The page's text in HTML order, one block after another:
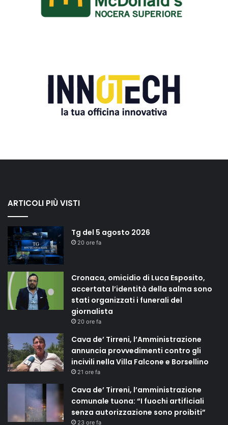
ARTICOLI PIÙ VISTI
Tg del 5 agosto 2026
20 ore fa
Cronaca, omicidio di Luca Esposito,
accertata l’identità della salma sono
stati organizzati i funerali del
giornalista
20 ore fa
Cava de’ Tirreni, l’Amministrazione
annuncia provvedimenti contro gli
incivili nella Villa Falcone e Borsellino
21 ore fa
Cava de’ Tirreni, l’amministrazione
comunale tuona: “I fuochi artificiali
senza autorizzazione sono proibiti”
23 ore fa